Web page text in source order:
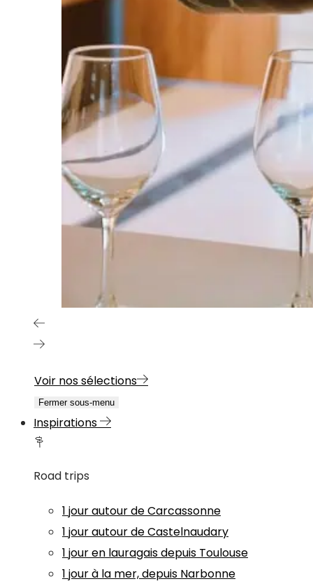
Voir nos sélections
Fermer sous-menu
Inspirations
Road trips
1 jour autour de Carcassonne
1 jour autour de Castelnaudary
1 jour en lauragais depuis Toulouse
1 jour à la mer, depuis Narbonne